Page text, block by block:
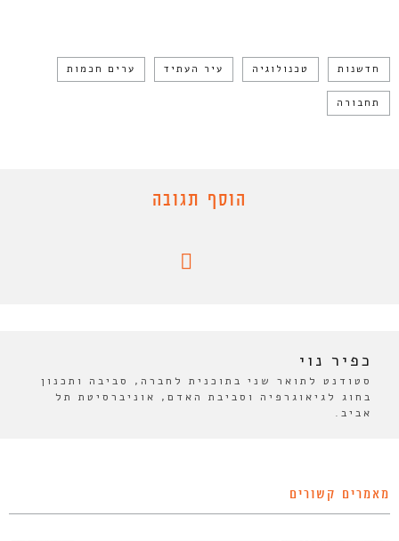
חדשנות טכנולוגיה עיר העתיד ערים חכמות
תחבורה
הוסף תגובה
כפיר נוי
סטודנט לתואר שני בתוכנית לחברה, סביבה ותכנון
בחוג לגיאוגרפיה וסביבת האדם, אוניברסיטת תל
אביב.
מאמרים קשורים